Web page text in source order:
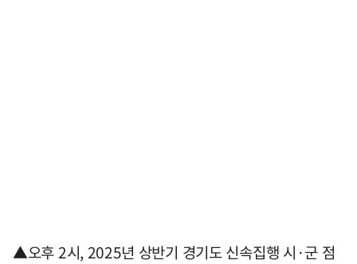
▲오후 2시, 2025년 상반기 경기도 신속집행 시·군 점